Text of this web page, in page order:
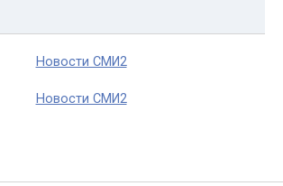
Новости СМИ2
Новости СМИ2